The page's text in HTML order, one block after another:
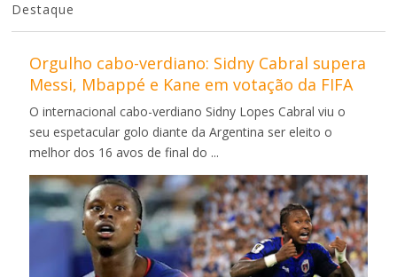
Destaque
Orgulho cabo-verdiano: Sidny Cabral supera
Messi, Mbappé e Kane em votação da FIFA
O internacional cabo-verdiano Sidny Lopes Cabral viu o
seu espetacular golo diante da Argentina ser eleito o
melhor dos 16 avos de final do ...